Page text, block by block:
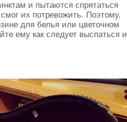
и пытаются спрятаться
их потревожить. Поэтому,
для белья или цветочном
ему как следует выспаться и